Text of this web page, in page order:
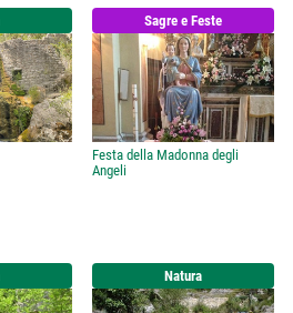
Sagre e Feste
Festa della Madonna degli
Angeli
Natura